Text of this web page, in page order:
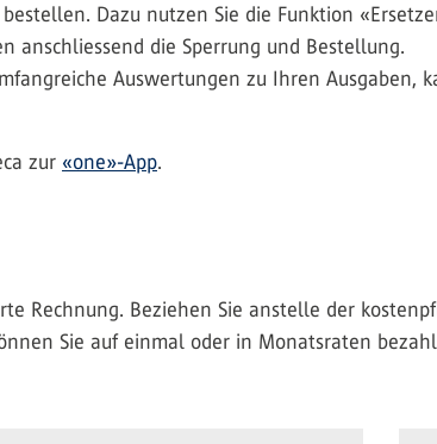
Dazu nutzen Sie die Funktion
anschliessend die Sperrung und Bestellung.
Auswertungen zu Ihren Ausgaben,
zur «one»-App.
Rechnung. Beziehen Sie anstelle der
Sie auf einmal oder in Monatsraten